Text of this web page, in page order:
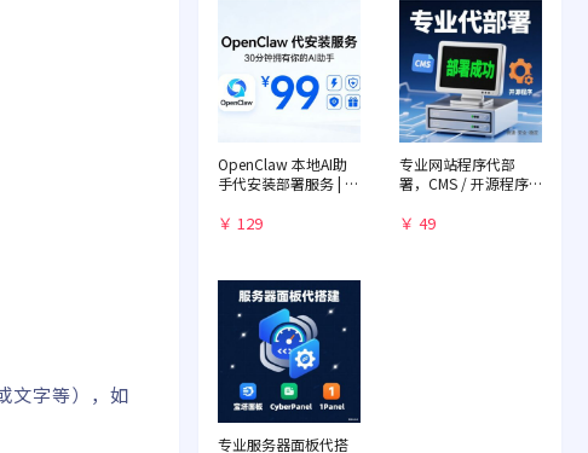
文字等），如
OpenClaw 本地AI助
手代安装部署服务 | 远
门教程
￥ 129
专业网站程序代部
署，CMS / 开源程序
￥ 49
专业服务器面板代搭